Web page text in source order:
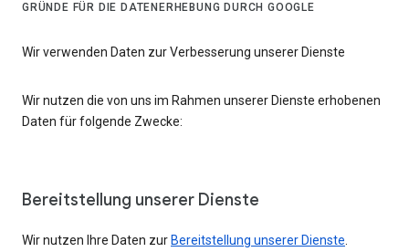
GRÜNDE FÜR DIE DATENERHEBUNG DURCH GOOGLE
Wir verwenden Daten zur Verbesserung unserer Dienste
Wir nutzen die von uns im Rahmen unserer Dienste erhobenen
Daten für folgende Zwecke:
Bereitstellung unserer Dienste
Wir nutzen Ihre Daten zur Bereitstellung unserer Dienste